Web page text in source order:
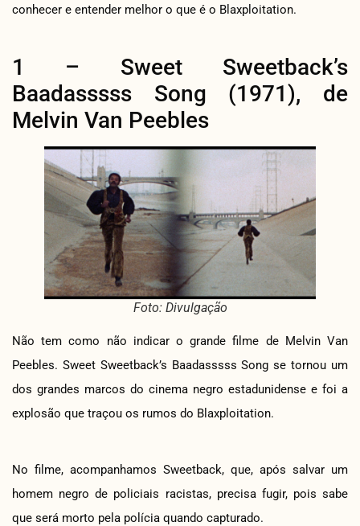
conhecer e entender melhor o que é o Blaxploitation.
1 – Sweet Sweetback’s
Baadasssss Song (1971), de
Melvin Van Peebles
Foto: Divulgação
Não tem como não indicar o grande filme de Melvin Van
Peebles. Sweet Sweetback’s Baadasssss Song se tornou um
dos grandes marcos do cinema negro estadunidense e foi a
explosão que traçou os rumos do Blaxploitation.
No filme, acompanhamos Sweetback, que, após salvar um
homem negro de policiais racistas, precisa fugir, pois sabe
que será morto pela polícia quando capturado.